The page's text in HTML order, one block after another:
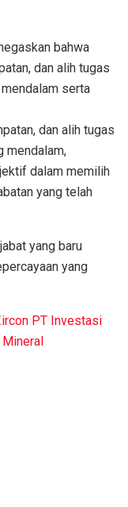
bahwa
dan alih tugas
serta
dan alih tugas
mendalam,
dalam memilih
yang telah
yang baru
yang
PT Investasi
Mineral